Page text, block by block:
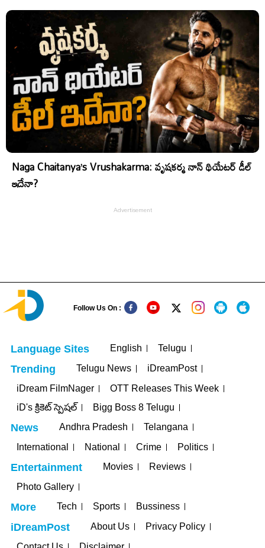
Naga Chaitanya’s Vrushakarma: వృషకర్మ నాన్ థియేటర్ డీల్
ఇదేనా?
Follow Us On :
Language Sites English Telugu
Trending Telugu News
iDreamPost
iDream FilmNager
OTT Releases This Week
iD's క్రికెట్ స్పెషల్
Bigg Boss 8 Telugu
News Andhra Pradesh
Telangana
International
National Crime Politics
Entertainment Movies
Reviews
Photo Gallery
More Tech Sports Bussiness
iDreamPost About Us
Privacy Policy